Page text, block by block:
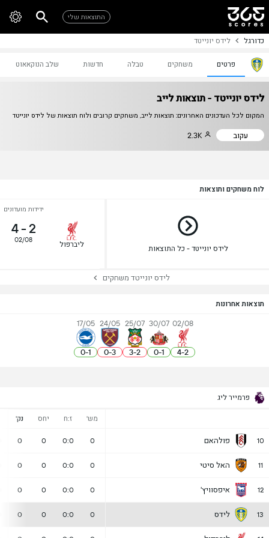
התוצאות שלי
כדורגל לידס יונייטד
פרטים משחקים טבלה חדשות שלב הנוקאאוט
לידס יונייטד - תוצאות לייב
המקום לכל העדכונים האחרונים: תוצאות לייב, משחקים קרובים ולוח תוצאות של לידס יונייטד
עקוב 2.3K
לוח משחקים ותוצאות
לידס יונייטד - כל התוצאות
ידידות מועדונים
ליברפול
2
-
4
02/08
לידס יונייטד משחקים
תוצאות אחרונות
02/08
2
-
4
30/07
1
-
0
25/07
2
-
3
24/05
3
-
0
17/05
1
-
0
פרמייר ליג
מש' ז:ח יחס נק'
10 פולהאם 0
0:0
0
0
11 האל סיטי 0
0:0
0
0
12 איפסוויץ' 0
0:0
0
0
13 לידס 0
0:0
0
0